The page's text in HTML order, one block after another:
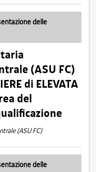
delle
(ASU FC)
di ELEVATA
del
(ASU FC)
delle